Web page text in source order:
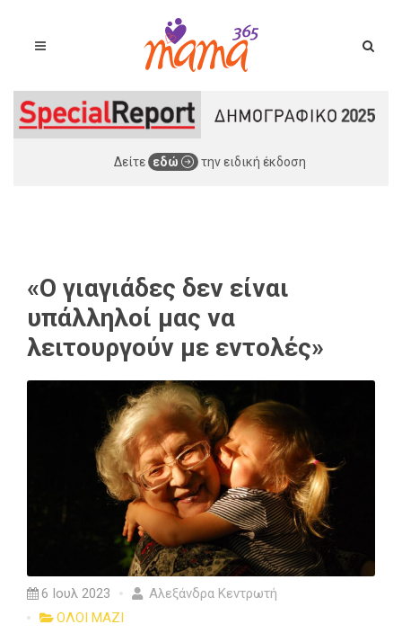
Δείτε εδώ την ειδική έκδοση
«Ο γιαγιάδες δεν είναι
υπάλληλοί μας να
λειτουργούν με εντολές»
6 Ιουλ 2023
Αλεξάνδρα Κεντρωτή
ΟΛΟΙ ΜΑΖΙ